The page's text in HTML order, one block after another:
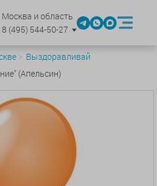
Москва и область
8 (495)544-50-27
Выздоравливай
(Апельсин)